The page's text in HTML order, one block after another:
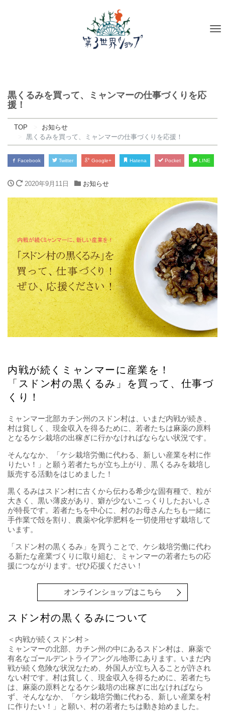
黒くるみを買って、ミャンマーの仕事づくりを応
援！
TOP
お知らせ
黒くるみを買って、ミャンマーの仕事づくりを応援！
Facebook Twitter Google+ Hatena Pocket LINE
2020年9月11日 お知らせ
内戦が続くミャンマーに産業を！
「スドン村の黒くるみ」を買って、仕事づ
くり！
ミャンマー北部カチン州のスドン村は、いまだ内戦が続き、
村は貧しく、現金収入を得るために、若者たちは麻薬の原料
となるケシ栽培の出稼ぎに行かなければならない状況です。
そんななか、「ケシ栽培労働に代わる、新しい産業を村に作
りたい！」と願う若者たちが立ち上がり、黒くるみを栽培し
販売する活動をはじめました！
黒くるみはスドン村に古くから伝わる希少な固有種で、粒が
大きく、黒い薄皮があり、癖が少ないこっくりしたおいしさ
が特長です。若者たちを中心に、村のお母さんたちも一緒に
手作業で殻を割り、農薬や化学肥料を一切使用せず栽培して
います。
「スドン村の黒くるみ」を買うことで、ケシ栽培労働に代わ
る新たな産業づくりに取り組む、ミャンマーの若者たちの応
援につながります。ぜひ応援ください！
オンラインショップはこちら
スドン村の黒くるみについて
＜内戦が続くスドン村＞
ミャンマーの北部、カチン州の中にあるスドン村は、麻薬で
有名なゴールデントライアングル地帯にあります。いまだ内
戦が続く危険な状況なため、外国人が立ち入ることが許され
ない村です。村は貧しく、現金収入を得るために、若者たち
は、麻薬の原料となるケシ栽培の出稼ぎに出なければなら
ず、そんななか、「ケシ栽培労働に代わる、新しい産業を村
に作りたい！」と願い、村の若者たちは動き始めました。